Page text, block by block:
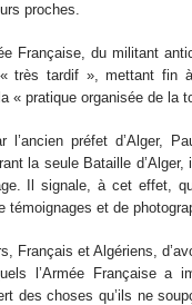
proches.
Française, du militant
très tardif », mettant fin
« pratique organisée de la
préfet d’Alger,
la seule Bataille
Il signale, à cet effet,
et de
Français et Algériens,
l’Armée Française a
des choses qu’ils ne